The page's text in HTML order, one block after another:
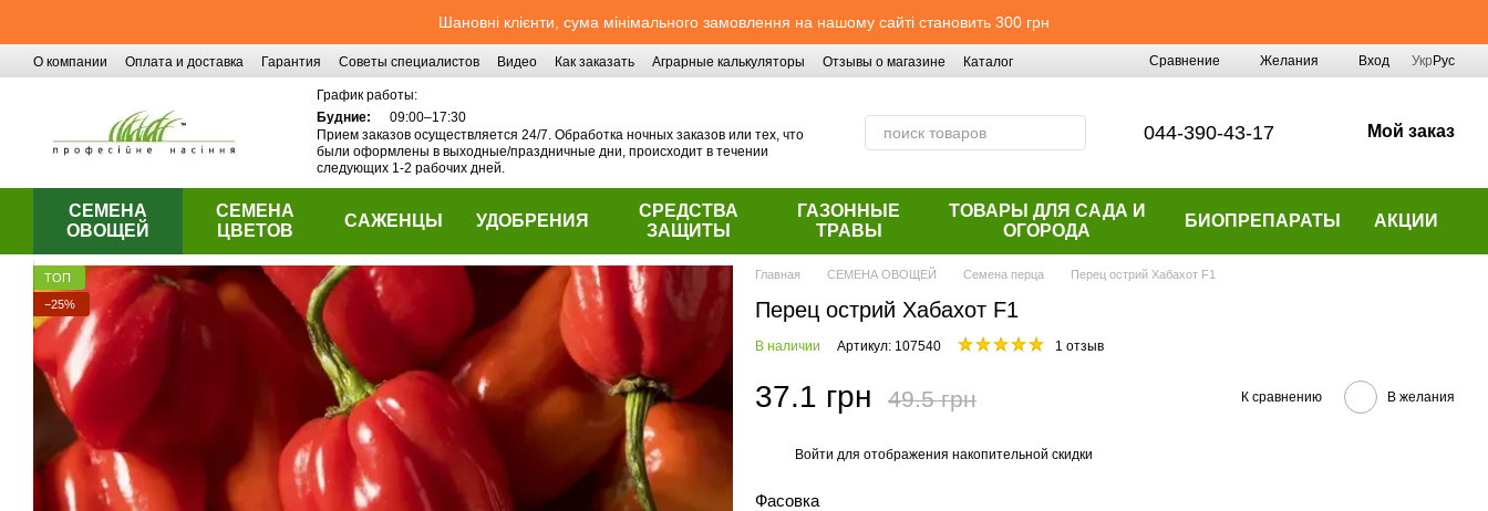
Шановні клієнти, сума мінімального замовлення на нашому сайті становить 300 грн
О компании Оплата и доставка Гарантия Советы специалистов Видео Как заказать Аграрные калькуляторы Отзывы о магазине
Каталог
Сравнение Желания Вход УкрРус
График работы:
Будние:
09:00–17:30
Прием заказов осуществляется 24/7. Обработка ночных заказов или тех, что
были оформлены в выходные/праздничные дни, происходит в течении
следующих 1-2 рабочих дней.
044-390-43-17 Мой заказ
СЕМЕНА
ОВОЩЕЙ
СЕМЕНА
ЦВЕТОВ
САЖЕНЦЫ УДОБРЕНИЯ
СРЕДСТВА
ЗАЩИТЫ
ГАЗОННЫЕ
ТРАВЫ
ТОВАРЫ ДЛЯ САДА И
ОГОРОДА
БИОПРЕПАРАТЫ АКЦИИ
ТОП
−25%
Главная СЕМЕНА ОВОЩЕЙ Семена перца Перец острий Хабахот F1
Перец острий Хабахот F1
В наличии Артикул: 107540 1 отзыв
37.1 грн 49.5 грн К сравнению В желания
Войти для отображения накопительной скидки
Фасовка